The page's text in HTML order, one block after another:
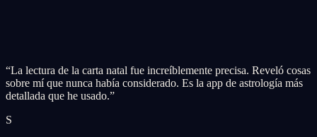
“La lectura de la carta natal fue increíblemente precisa. Reveló cosas
sobre mí que nunca había considerado. Es la app de astrología más
detallada que he usado.”
S